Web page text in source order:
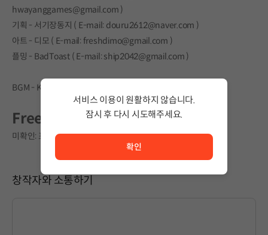
hwayanggames@gmail.com )
기획 - 서기장동지 ( E-mail: douru2612@naver.com )
아트 - 디모 ( E-mail: freshdimo@gmail.com )
플밍 - BadToast ( E-mail: ship2042@gmail.com )
BGM - K00sin (E-mail: koosin486@gmail.com)
Free Source
미확인: 표기명시가 공지 되기 이전이라 정확히 알수 없음.
창작자와 소통하기
서비스 이용이 원활하지 않습니다.
잠시 후 다시 시도해주세요.
확인